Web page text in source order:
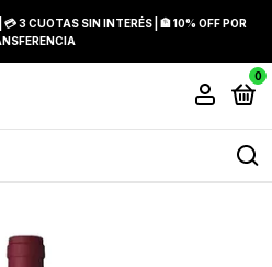
3 CUOTAS SIN INTERÉS | 🏦 10% OFF POR
0